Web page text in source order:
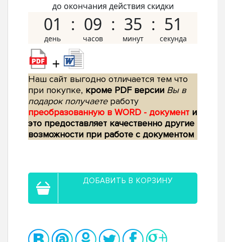
до окончания действия скидки
01 09 35 50
+
Наш сайт выгодно отличается тем что
при покупке, кроме PDF версии Вы в
подарок получаетеработу
преобразованную в WORD - документ и
это предоставляет качественно другие
возможности при работе с документом
ДОБАВИТЬ В КОРЗИНУ